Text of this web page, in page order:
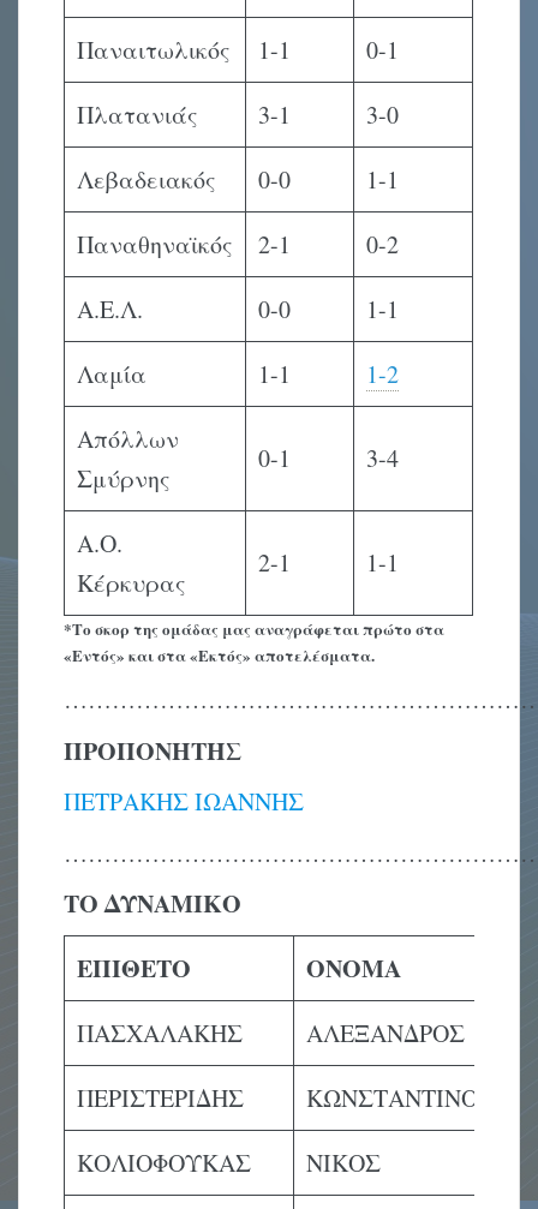
Παναιτωλικός
1-1
0-1
Πλατανιάς
3-1
3-0
Λεβαδειακός
0-0
1-1
Παναθηναϊκός
2-1
0-2
Α.Ε.Λ.
0-0
1-1
Λαμία
1-1
1-2
Απόλλων
Σμύρνης
0-1 3-4
Α.Ο.
Κέρκυρας
2-1 1-1
*Το σκορ της ομάδας μας αναγράφεται πρώτο στα
«Εντός» και στα «Εκτός» αποτελέσματα.
ΠΡΟΠΟΝΗΤΗΣ
ΠΕΤΡΑΚΗΣ ΙΩΑΝΝΗΣ
ΤΟ ΔΥΝΑΜΙΚΟ
ΕΠΙΘΕΤΟ
ΟΝΟΜΑ
ΠΑΣΧΑΛΑΚΗΣ
ΑΛΕΞΑΝΔΡΟΣ
ΠΕΡΙΣΤΕΡΙΔΗΣ
ΚΩΝΣΤΑΝΤΙΝΟΣ
ΚΟΛΙΟΦΟΥΚΑΣ
ΝΙΚΟΣ